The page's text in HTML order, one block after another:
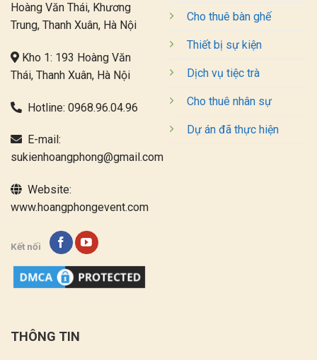
Hoàng Văn Thái, Khương
Trung, Thanh Xuân, Hà Nội
Kho 1: 193 Hoàng Văn
Thái, Thanh Xuân, Hà Nội
Hotline: 0968.96.04.96
E-mail:
sukienhoangphong@gmail.com
Website:
www.hoangphongevent.com
Kết nối
Cho thuê bàn ghế
Thiết bị sự kiện
Dịch vụ tiệc trà
Cho thuê nhân sự
Dự án đã thực hiện
THÔNG TIN